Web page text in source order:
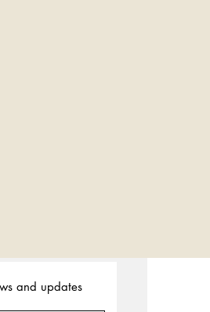
and updates